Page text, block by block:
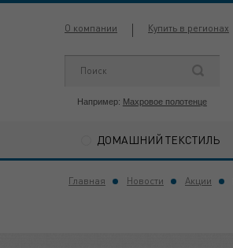
О компании Купить в регионах
Например: Махровое полотенце
ДОМАШНИЙ ТЕКСТИЛЬ
Главная Новости Акции